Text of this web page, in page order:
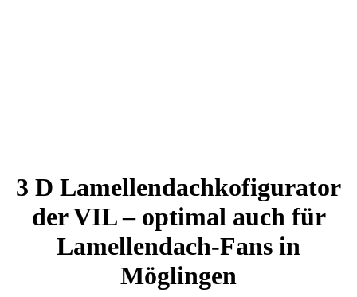
3 D Lamellendachkofigurator
der VIL – optimal auch für
Lamellendach-Fans in
Möglingen